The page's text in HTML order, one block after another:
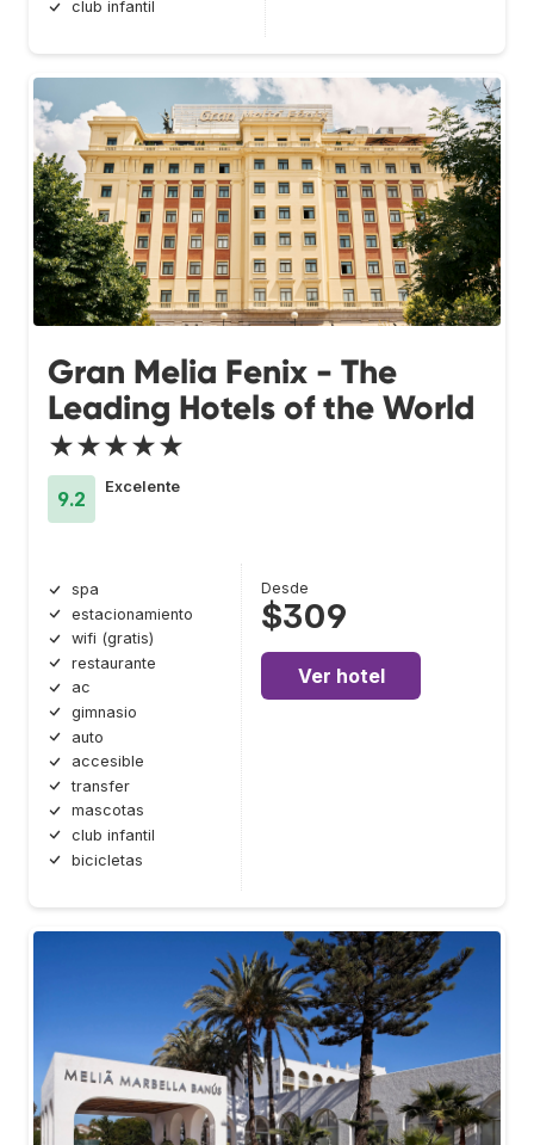
club infantil
Gran Melia Fenix - The
Leading Hotels of the World
★★★★★
9.2
Excelente
spa
estacionamiento
wifi (gratis)
restaurante
ac
gimnasio
auto
accesible
transfer
mascotas
club infantil
bicicletas
Desde
$309
Ver hotel